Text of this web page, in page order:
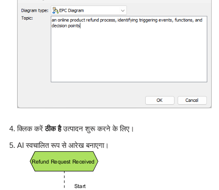
क्लिक करेंठीक हैउत्पादन शुरू करने के लिए।
AI स्वचालित रूप से आरेख बनाएगा।